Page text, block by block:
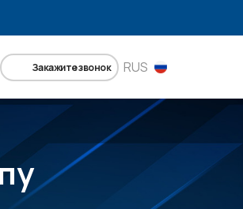
Закажите звонок RUS